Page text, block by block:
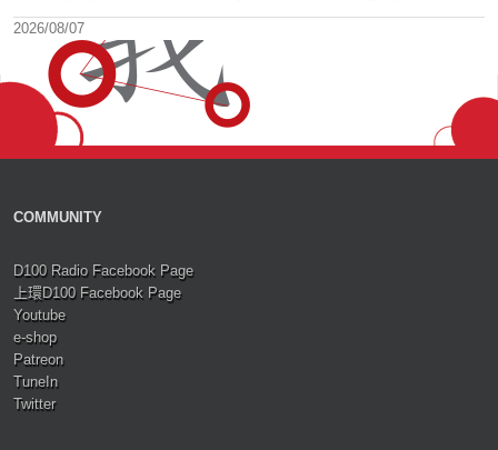
2026/08/07
COMMUNITY
D100 Radio Facebook Page
上環D100 Facebook Page
Youtube
e-shop
Patreon
TuneIn
Twitter